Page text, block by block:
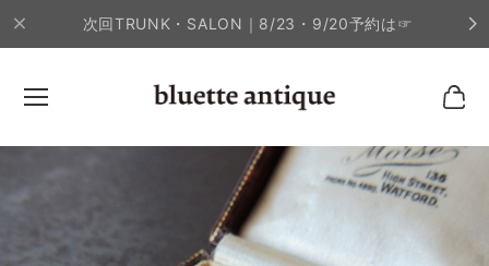
次回TRUNK・SALON｜8/23・9/20予約は☞